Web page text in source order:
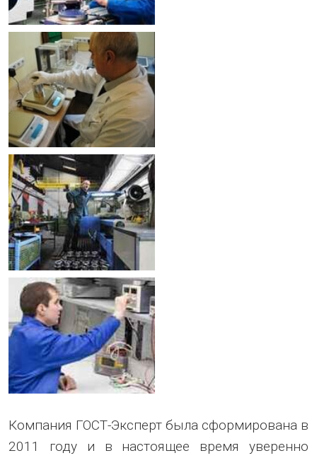
Компания ГОСТ-Эксперт была сформирована в
2011 году и в настоящее время уверенно